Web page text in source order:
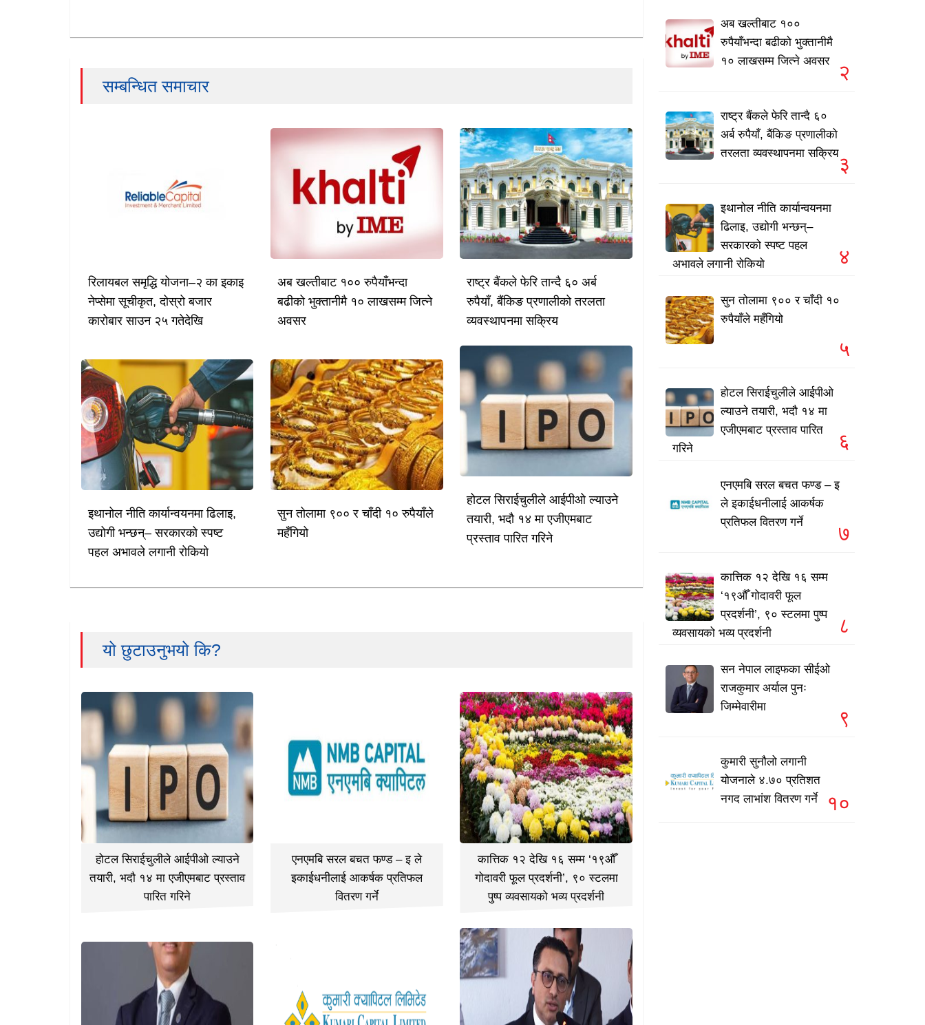
सम्बन्धित समाचार
रिलायबल समृद्धि योजना–२ का इकाइ
नेप्सेमा सूचीकृत, दोस्रो बजार
कारोबार साउन २५ गतेदेखि
अब खल्तीबाट १०० रुपैयाँभन्दा
बढीको भुक्तानीमै १० लाखसम्म जित्ने
अवसर
राष्ट्र बैंकले फेरि तान्दै ६० अर्ब
रुपैयाँ, बैंकिङ प्रणालीको तरलता
व्यवस्थापनमा सक्रिय
इथानोल नीति कार्यान्वयनमा ढिलाइ,
उद्योगी भन्छन्– सरकारको स्पष्ट
पहल अभावले लगानी रोकियो
सुन तोलामा ९०० र चाँदी १० रुपैयाँले
महँगियो
होटल सिराईचुलीले आईपीओ ल्याउने
तयारी, भदौ १४ मा एजीएमबाट
प्रस्ताव पारित गरिने
यो छुटाउनुभयो कि?
होटल सिराईचुलीले आईपीओ ल्याउने
तयारी, भदौ १४ मा एजीएमबाट प्रस्ताव
पारित गरिने
एनएमबि सरल बचत फण्ड – इ ले
इकाईधनीलाई आकर्षक प्रतिफल
वितरण गर्ने
कात्तिक १२ देखि १६ सम्म ‘१९औँ
गोदावरी फूल प्रदर्शनी’, ९० स्टलमा
पुष्प व्यवसायको भव्य प्रदर्शनी
अब खल्तीबाट १००
रुपैयाँभन्दा बढीको भुक्तानीमै
१० लाखसम्म जित्ने अवसर
२
राष्ट्र बैंकले फेरि तान्दै ६०
अर्ब रुपैयाँ, बैंकिङ प्रणालीको
तरलता व्यवस्थापनमा सक्रिय३
इथानोल नीति कार्यान्वयनमा
ढिलाइ, उद्योगी भन्छन्–
सरकारको स्पष्ट पहल
अभावले लगानी रोकियो
४
सुन तोलामा ९०० र चाँदी १०
रुपैयाँले महँगियो
५
होटल सिराईचुलीले आईपीओ
ल्याउने तयारी, भदौ १४ मा
एजीएमबाट प्रस्ताव पारित
गरिने
६
एनएमबि सरल बचत फण्ड – इ
ले इकाईधनीलाई आकर्षक
प्रतिफल वितरण गर्ने
७
कात्तिक १२ देखि १६ सम्म
‘१९औँ गोदावरी फूल
प्रदर्शनी’, ९० स्टलमा पुष्प
व्यवसायको भव्य प्रदर्शनी
८
सन नेपाल लाइफका सीईओ
राजकुमार अर्याल पुनः
जिम्मेवारीमा
९
कुमारी सुनौलो लगानी
योजनाले ४.७० प्रतिशत
नगद लाभांश वितरण गर्ने
१०